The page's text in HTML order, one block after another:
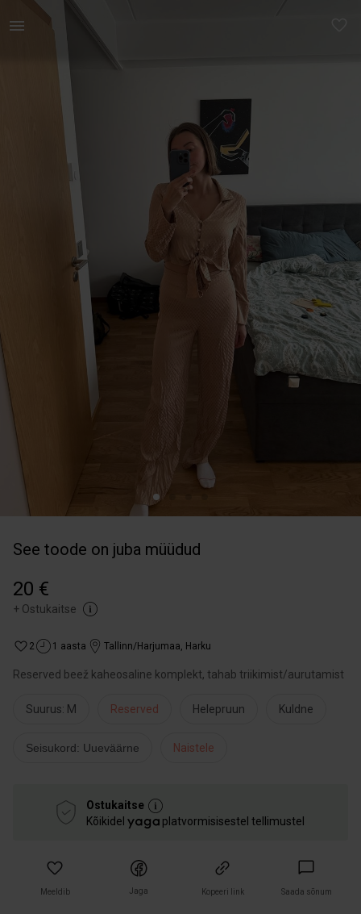
See toode on juba müüdud
20 €
+ Ostukaitse
2 1 aasta Tallinn/Harjumaa, Harku
Reserved beež kaheosaline komplekt, tahab triikimist/aurutamist
Suurus: M Reserved Helepruun Kuldne
Seisukord: Uueväärne Naistele
Ostukaitse
Kõikidel
platvormisisestel tellimustel
Meeldib Jaga Kopeeri link Saada sõnum
Naistele | Reserved beež kaheosaline komplekt, tah | YAGA